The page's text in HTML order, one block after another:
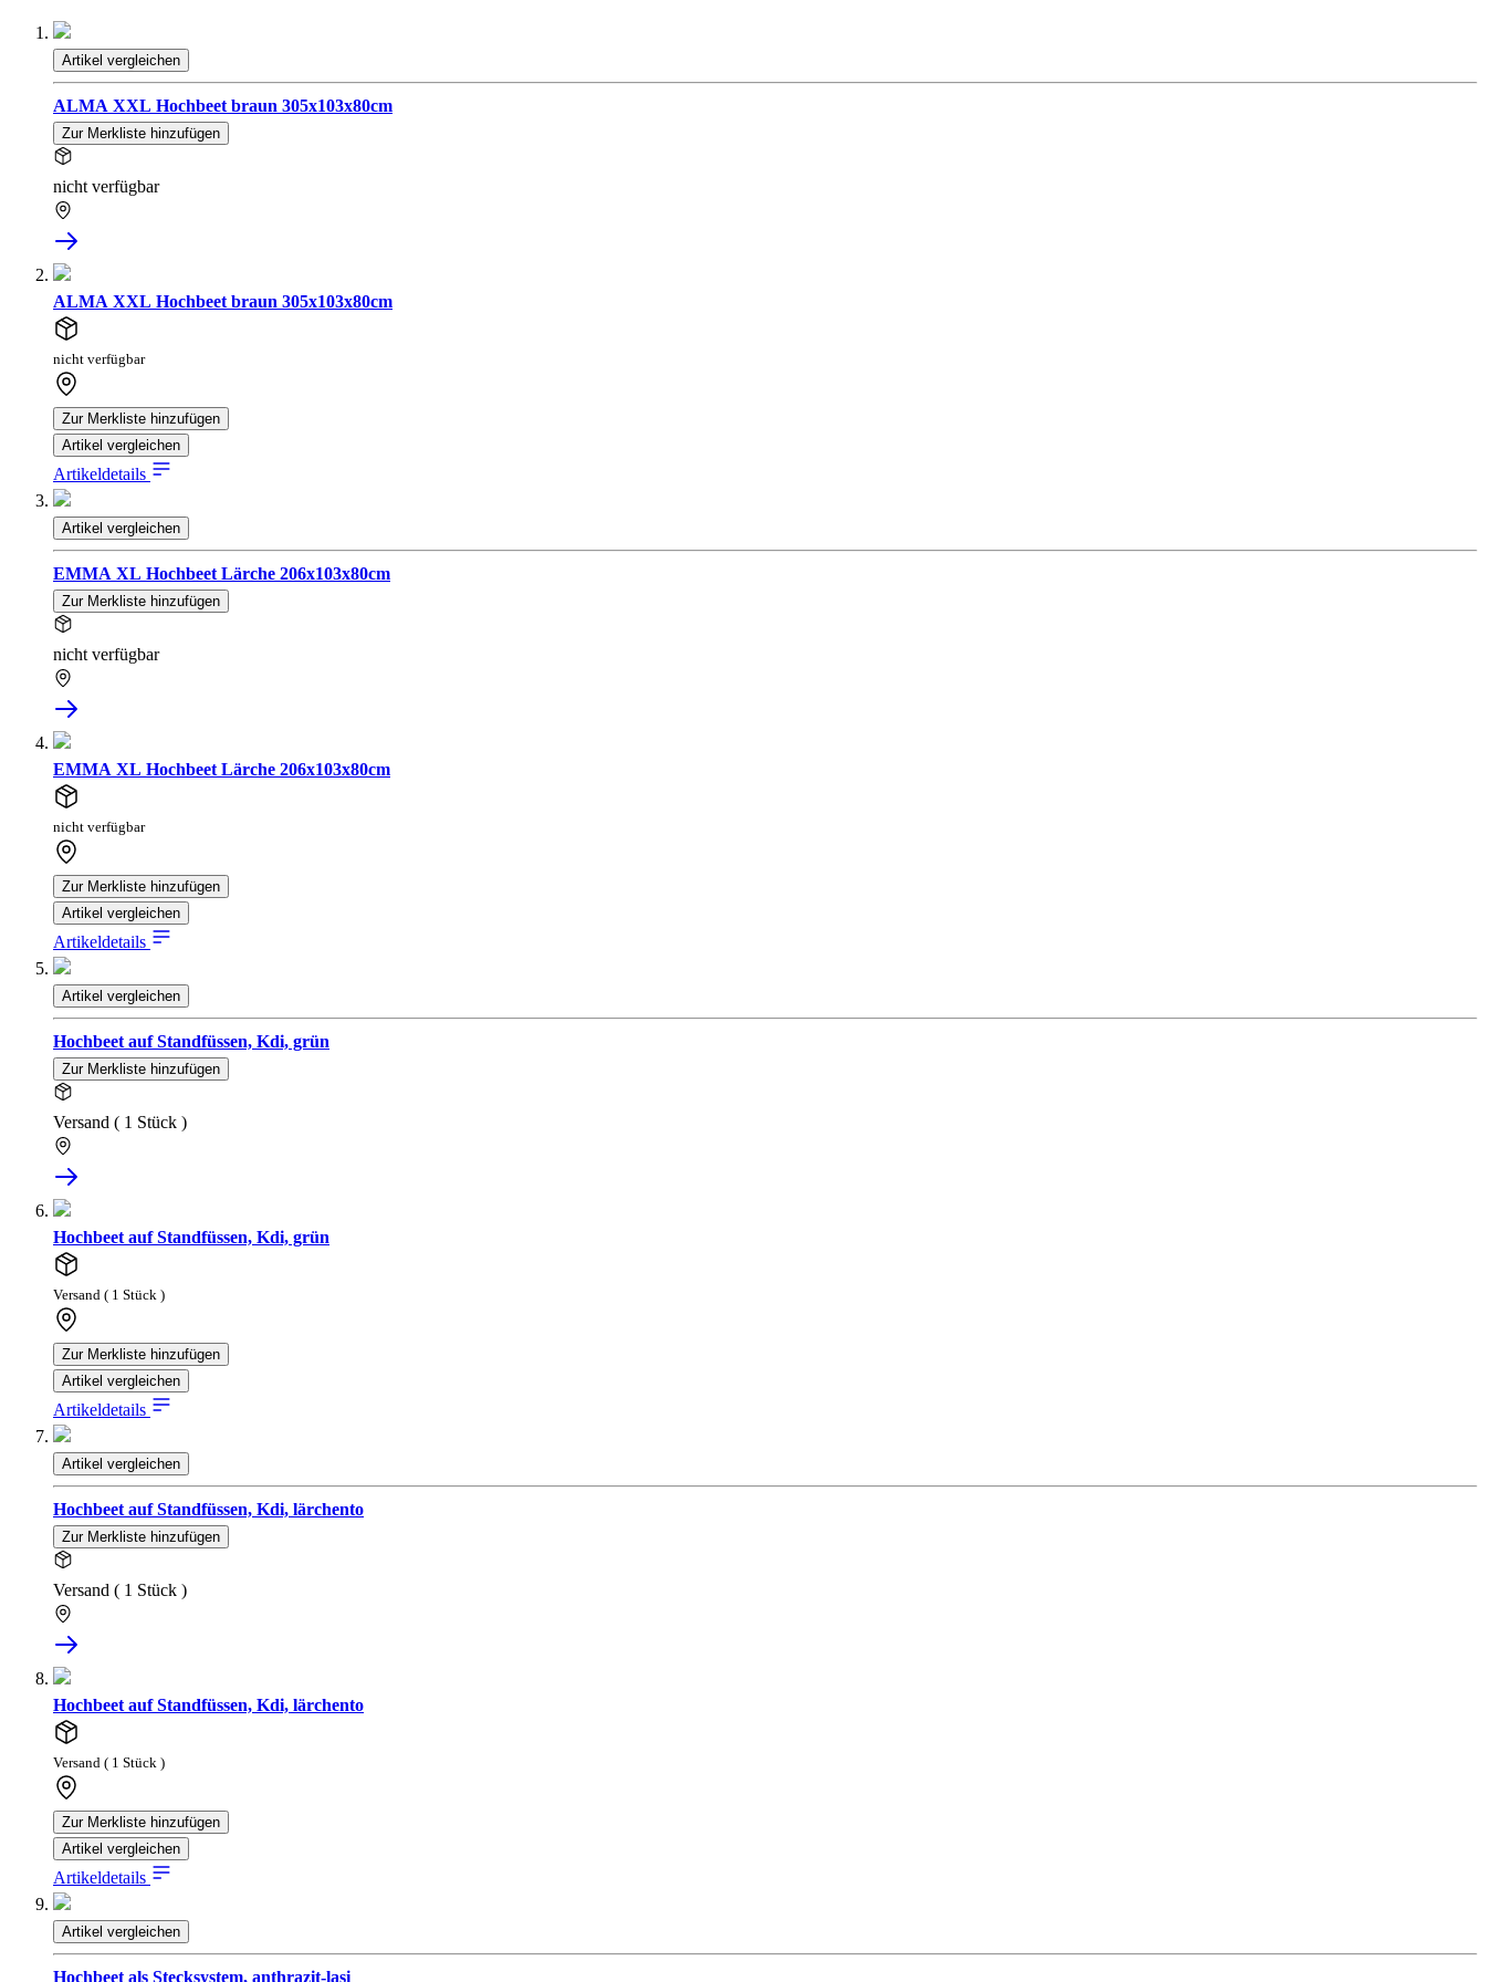
Artikel vergleichen
ALMA XXL Hochbeet braun 305x103x80cm
Zur Merkliste hinzufügen
nicht verfügbar
ALMA XXL Hochbeet braun 305x103x80cm
nicht verfügbar
Zur Merkliste hinzufügen
Artikel vergleichen
Artikeldetails
Artikel vergleichen
EMMA XL Hochbeet Lärche 206x103x80cm
Zur Merkliste hinzufügen
nicht verfügbar
EMMA XL Hochbeet Lärche 206x103x80cm
nicht verfügbar
Zur Merkliste hinzufügen
Artikel vergleichen
Artikeldetails
Artikel vergleichen
Hochbeet auf Standfüssen, Kdi, grün
Zur Merkliste hinzufügen
Versand ( 1 Stück )
Hochbeet auf Standfüssen, Kdi, grün
Versand ( 1 Stück )
Zur Merkliste hinzufügen
Artikel vergleichen
Artikeldetails
Artikel vergleichen
Hochbeet auf Standfüssen, Kdi, lärchento
Zur Merkliste hinzufügen
Versand ( 1 Stück )
Hochbeet auf Standfüssen, Kdi, lärchento
Versand ( 1 Stück )
Zur Merkliste hinzufügen
Artikel vergleichen
Artikeldetails
Artikel vergleichen
Hochbeet als Stecksystem, anthrazit-lasi